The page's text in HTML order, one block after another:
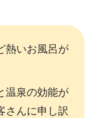
熱いお風呂が
温泉の効能が
さんに申し訳